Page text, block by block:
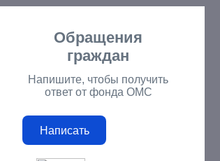
Обращения
граждан
Напишите, чтобы получить
ответ от фонда ОМС
Написать